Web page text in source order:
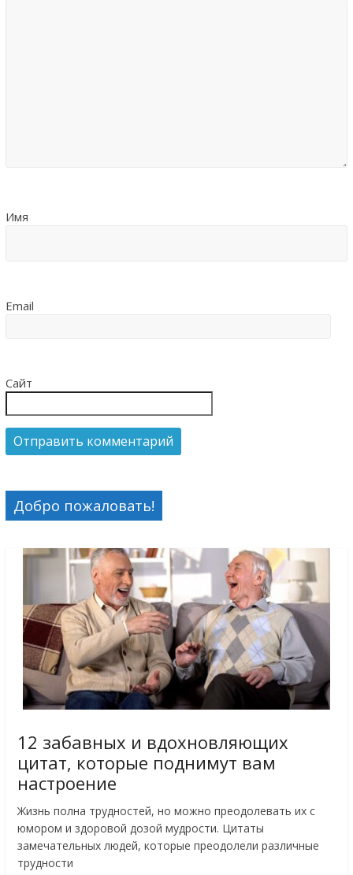
Имя
Email
Сайт
Добро пожаловать!
12 забавных и вдохновляющих
цитат, которые поднимут вам
настроение
Жизнь полна трудностей, но можно преодолевать их с
юмором и здоровой дозой мудрости. Цитаты
замечательных людей, которые преодолели различные
трудности